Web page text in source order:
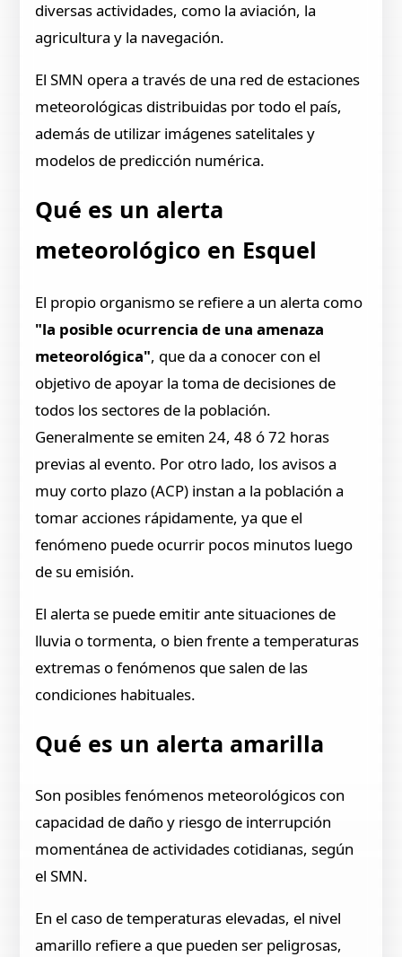
diversas actividades, como la aviación, la
agricultura y la navegación.
El SMN opera a través de una red de estaciones
meteorológicas distribuidas por todo el país,
además de utilizar imágenes satelitales y
modelos de predicción numérica.
Qué es un alerta
meteorológico en Esquel
El propio organismo se refiere a un alerta como
"la posible ocurrencia de una amenaza
meteorológica", que da a conocer con el
objetivo de apoyar la toma de decisiones de
todos los sectores de la población.
Generalmente se emiten 24, 48 ó 72 horas
previas al evento. Por otro lado, los avisos a
muy corto plazo (ACP) instan a la población a
tomar acciones rápidamente, ya que el
fenómeno puede ocurrir pocos minutos luego
de su emisión.
El alerta se puede emitir ante situaciones de
lluvia o tormenta, o bien frente a temperaturas
extremas o fenómenos que salen de las
condiciones habituales.
Qué es un alerta amarilla
Son posibles fenómenos meteorológicos con
capacidad de daño y riesgo de interrupción
momentánea de actividades cotidianas, según
el SMN.
En el caso de temperaturas elevadas, el nivel
amarillo refiere a que pueden ser peligrosas,